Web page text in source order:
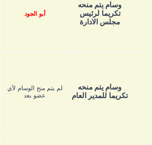
وسام يتم منحه
تكريما لرئيس
مجلس الادارة
أبو الجود
وسام يتم منحه
تكريما للمدير العام
لم يتم منح الوسام لأي
عضو بعد